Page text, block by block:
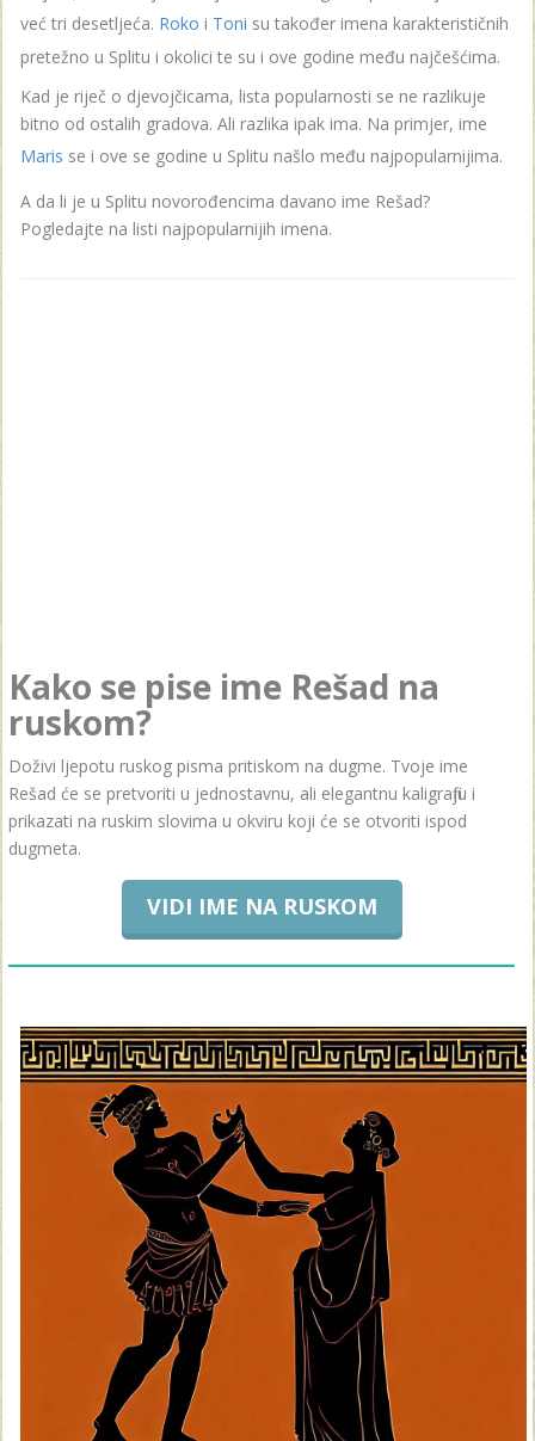
već tri desetljeća. Roko i Toni su također imena karakterističnih
pretežno u Splitu i okolici te su i ove godine među najčešćima.
Kad je riječ o djevojčicama, lista popularnosti se ne razlikuje
bitno od ostalih gradova. Ali razlika ipak ima. Na primjer, ime
Maris se i ove se godine u Splitu našlo među najpopularnijima.
A da li je u Splitu novorođencima davano ime Rešad?
Pogledajte na listi najpopularnijih imena.
Kako se pise ime Rešad na
ruskom?
Doživi ljepotu ruskog pisma pritiskom na dugme. Tvoje ime
Rešad će se pretvoriti u jednostavnu, ali elegantnu kaligrafiju i
prikazati na ruskim slovima u okviru koji će se otvoriti ispod
dugmeta.
VIDI IME NA RUSKOM